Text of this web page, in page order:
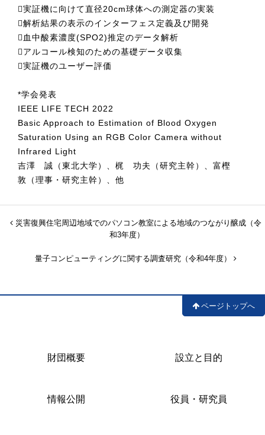
実証機に向けて直径20cm球体への測定器の実装
解析結果の表示のインターフェス定義及び開発
血中酸素濃度(SPO2)推定のデータ解析
アルコール検知のための基礎データ収集
実証機のユーザー評価
*学会発表
IEEE LIFE TECH 2022
Basic Approach to Estimation of Blood Oxygen
Saturation Using an RGB Color Camera without
Infrared Light
吉澤 誠（東北大学）、梶 功夫（研究主幹）、富樫
敦（理事・研究主幹）、他
災害復興住宅周辺地域でのパソコン教室による地域のつながり醸成（令
和3年度）
量子コンピューティングに関する調査研究（令和4年度）
ページトップへ
財団概要 設立と目的
情報公開 役員・研究員